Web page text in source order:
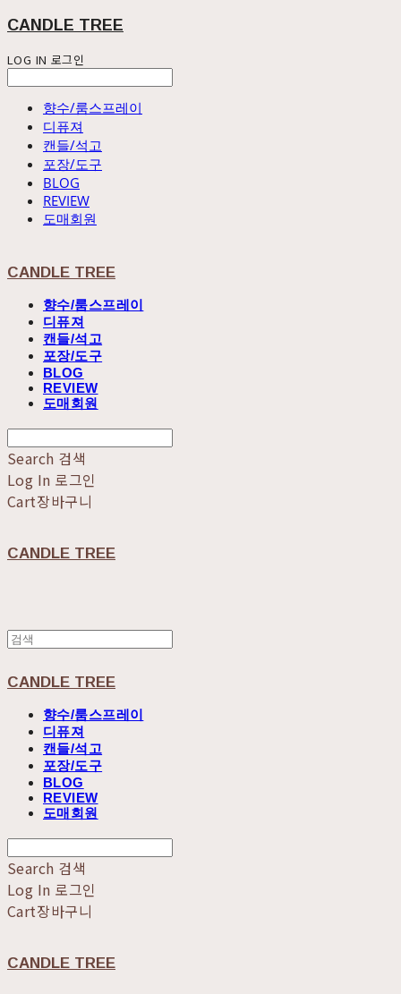
CANDLE TREE
LOG IN 로그인
향수/룸스프레이
디퓨져
캔들/석고
포장/도구
BLOG
REVIEW
도매회원
CANDLE TREE
향수/룸스프레이
디퓨져
캔들/석고
포장/도구
BLOG
REVIEW
도매회원
Search 검색
Log In 로그인
Cart장바구니
CANDLE TREE
CANDLE TREE
향수/룸스프레이
디퓨져
캔들/석고
포장/도구
BLOG
REVIEW
도매회원
Search 검색
Log In 로그인
Cart장바구니
CANDLE TREE